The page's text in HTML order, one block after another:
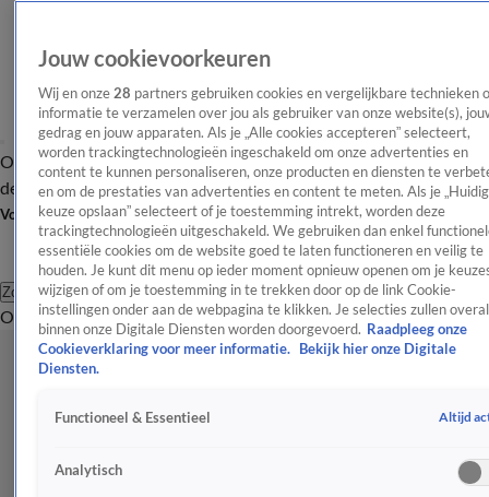
OverzichtAfleveringen Entertainment TV Algemeen
Tip
de redactieNieuwsbrief
Volg Shownieuws
Zoeken
OverzichtEntertainmentSpraakmakendRealityCrimeVideo's
Jouw cookievoorkeuren
Wij en onze 28 partners gebruiken cookies en vergelijkbare technieken
informatie te verzamelen over jou als gebruiker van onze website(s),
gedrag en jouw apparaten. Als je „Alle cookies accepteren” selecteert,
worden trackingtechnologieën ingeschakeld om onze advertenties en
content te kunnen personaliseren, onze producten en diensten te
en om de prestaties van advertenties en content te meten. Als je
keuze opslaan” selecteert of je toestemming intrekt, worden deze
trackingtechnologieën uitgeschakeld. We gebruiken dan enkel
essentiële cookies om de website goed te laten functioneren en veilig te
houden. Je kunt dit menu op ieder moment opnieuw openen om je
wijzigen of om je toestemming in te trekken door op de link Cookie-
instellingen onder aan de webpagina te klikken. Je selecties zullen overal
binnen onze Digitale Diensten worden doorgevoerd. Raadpleeg onze
Cookieverklaring voor meer informatie.
Bekijk hier onze Digitale
Diensten.
Functioneel & Essentieel Altijd
Analytisch